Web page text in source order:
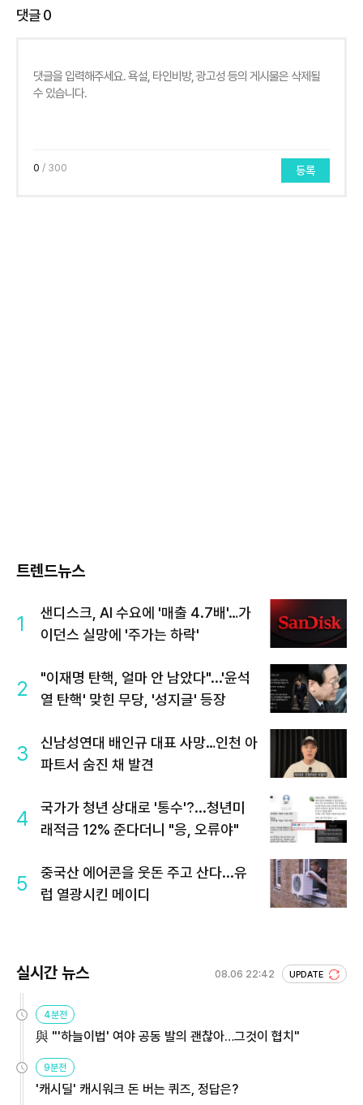
댓글0
0 / 300 등록
트렌드뉴스
1
샌디스크, AI 수요에 '매출 4.7배'…가
이던스 실망에 '주가는 하락'
2
"이재명 탄핵, 얼마 안 남았다"...'윤석
열 탄핵' 맞힌 무당, '성지글' 등장
3
신남성연대 배인규 대표 사망…인천 아
파트서 숨진 채 발견
4
국가가 청년 상대로 '통수'?...청년미
래적금 12% 준다더니 "응, 오류야"
5
중국산 에어콘을 웃돈 주고 산다...유
럽 열광시킨 메이디
실시간 뉴스 08.06 22:42 UPDATE
4분전
與 "'하늘이법' 여야 공동 발의 괜찮아…그것이 협치"
9분전
'캐시딜' 캐시워크 돈 버는 퀴즈, 정답은?